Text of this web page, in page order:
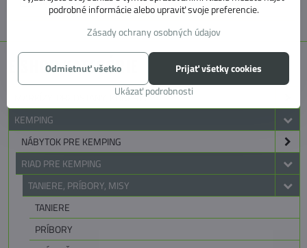
E SHOP KATEGÓRIE
MARKÍZY, PREDSTANY, KOBERCE
KEMPING
NÁBYTOK PRE KEMPING
RIAD PRE KEMPING
TANIERE, PRÍBORY, MISY
TANIERE
PRÍBORY
podrobné informácie alebo upraviť svoje preferencie.
Zásady ochrany osobných údajov
Ukázať podrobnosti
Prijať všetky cookies
Odmietnuť všetko